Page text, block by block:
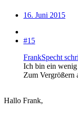
16. Juni 2015
#15
FrankSpecht
Ich bin ein
Zum Vergrößern
Hallo Frank,